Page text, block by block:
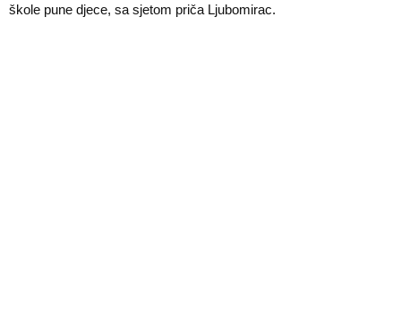
škole pune djece, sa sjetom priča Ljubomirac.